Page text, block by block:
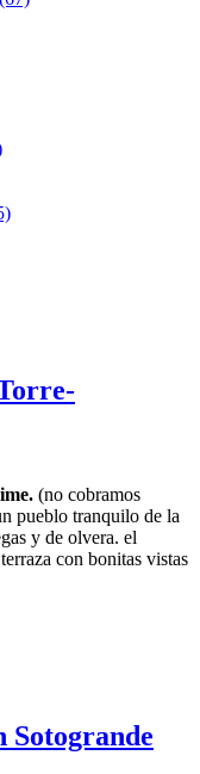
(no cobramos
pueblo tranquilo de la
y de olvera. el
con bonitas vistas
Sotogrande